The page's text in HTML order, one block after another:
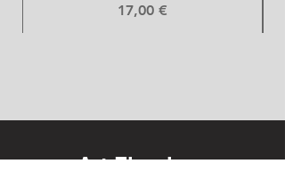
Prix
17,00 €
Art Floral